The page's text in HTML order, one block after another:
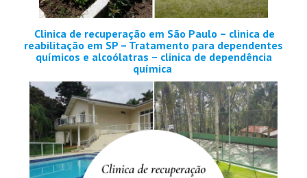
Clinica de recuperação em São Paulo – clinica de
reabilitação em SP – Tratamento para dependentes
químicos e alcoólatras – clinica de dependência
química